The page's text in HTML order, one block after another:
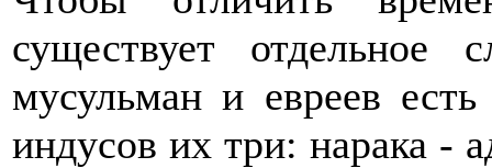
существует
мусульман и евреев
индусов их три: нарака -